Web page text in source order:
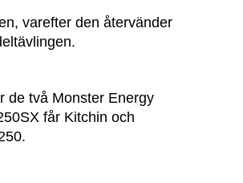
varefter den återvänder
de två Monster Energy
får Kitchin och